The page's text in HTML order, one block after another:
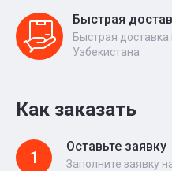
Быстрая
Быстрая доставка
Узбекистана
Как заказать
1
Оставьте заявку
Заполните заявку